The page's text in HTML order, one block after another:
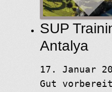
SUP
Antalya
17. Januar
Gut